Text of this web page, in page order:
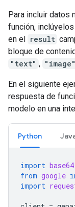
Para incluir datos
función,
en el
result
bloque de
"text" , "image"
En el siguiente
respuesta de
modelo en una
Python
import base64
from google
import